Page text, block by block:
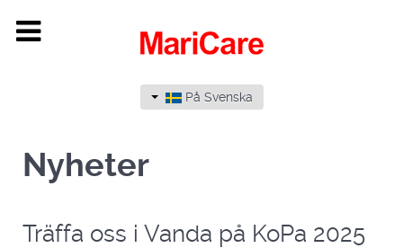
På Svenska
Nyheter
Träffa oss i Vanda på KoPa 2025